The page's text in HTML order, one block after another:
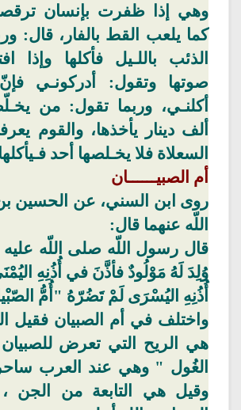
وهي إذا ظفرت بإنسان
كما يلعب القط بالفار، قال:
الذئب باللـيل فأكلها وإذا
صوتها وتقول: أدركونـي
أكلنـي، وربما تقول: من
ألف دينار يأخذها، والقوم
السعلاة فلا يخـلصها أحد
أم الصبيــــــان
روى ابن السني، عن الحسين
اللّه عنهما قال:
قال رسول اللّه صلى اللّه
وُلِدَ لَهُ مَوْلُودٌ فأذَّنَ في أُذُنِهِ
أُذُنِهِ اليُسْرَى لَمْ تَضُرّهُ "أُمُّ
واختلف في أم الصبيان فقيل
هي الريح التي تعرض
الغُول " وهي عند العرب
وقيل هي التابعة من الجن ،